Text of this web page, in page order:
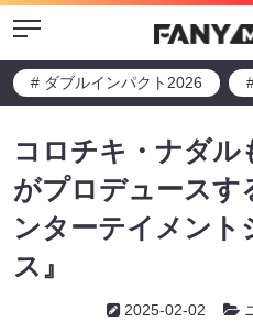
Menu
# ダブルインパクト2026
コロチキ・ナダル
がプロデュースす
ンターテイメント
ス』
2025-02-02